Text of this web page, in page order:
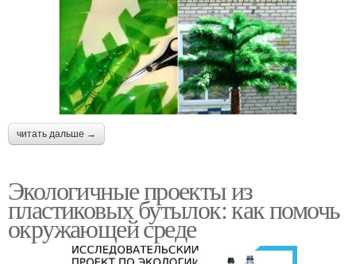
читать дальше →
Экологичные проекты из
пластиковых бутылок: как помочь
окружающей среде